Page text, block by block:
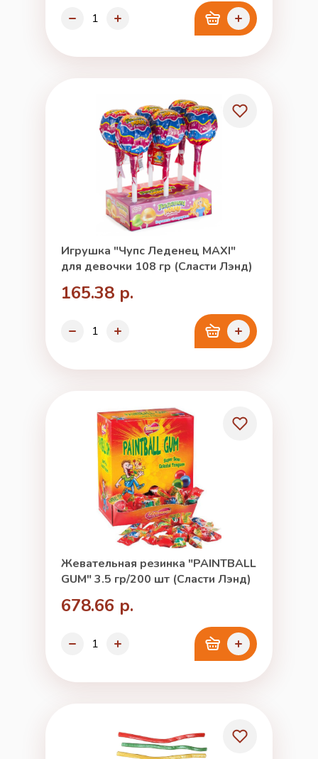
Игрушка "Чупс Леденец MAXI"
для девочки 108 гр (Сласти Лэнд)
165.38 р.
Жевательная резинка "PAINTBALL
GUM" 3.5 гр/200 шт (Сласти Лэнд)
678.66 р.